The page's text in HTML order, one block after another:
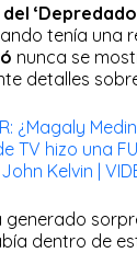
tenía una
nunca se
detalles
¿Magaly
TV hizo una
Kelvin |
generado
dentro de